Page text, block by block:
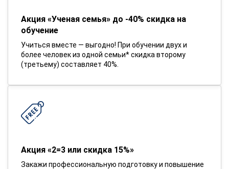
Акция «Ученая семья» до -40% скидка на
обучение
Учиться вместе — выгодно! При обучении двух и
более человек из одной семьи* скидка второму
(третьему) составляет 40%.
Акция «2=3 или скидка 15%»
Закажи профессиональную подготовку и повышение